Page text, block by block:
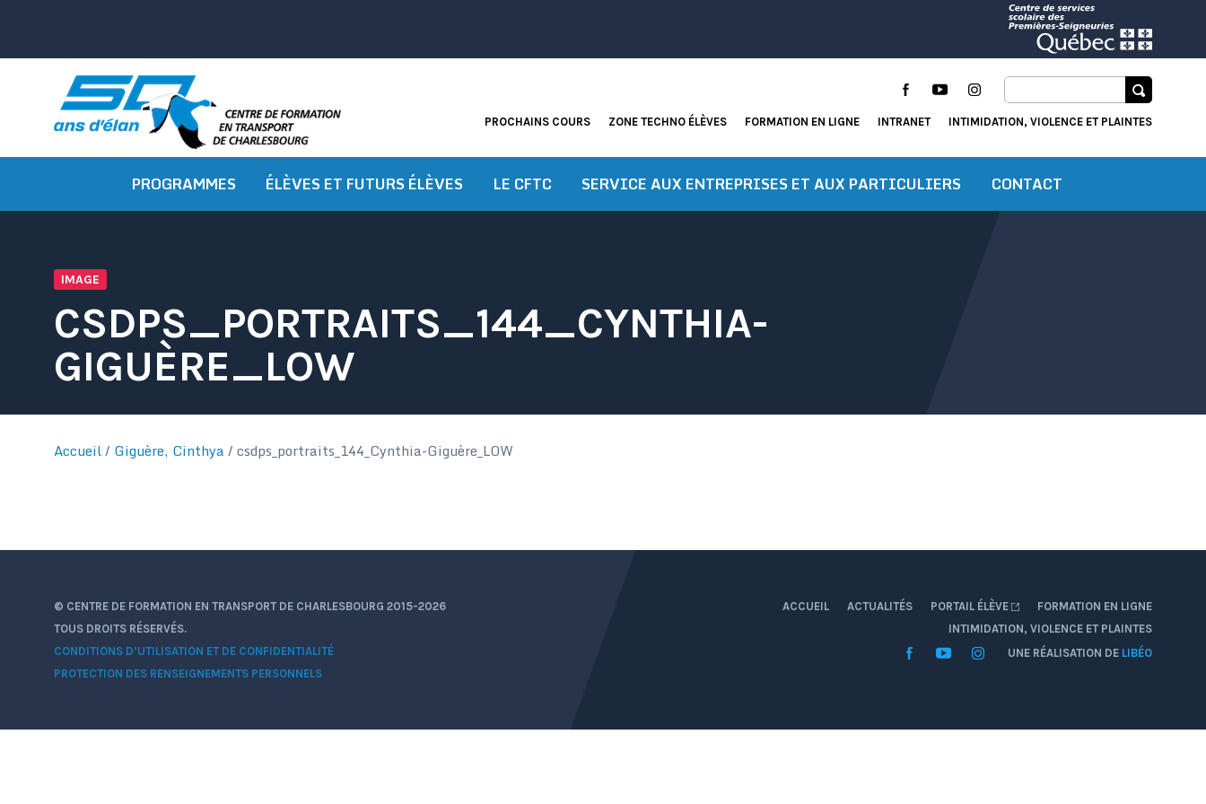
contenu
PROGRAMMES ÉLÈVES ET FUTURS ÉLÈVES LE CFTC SERVICE AUX ENTREPRISES ET AUX PARTICULIERS CONTACT
PROCHAINS COURS ZONE TECHNO ÉLÈVES FORMATION EN LIGNE INTRANET INTIMIDATION, VIOLENCE ET PLAINTES
FacebookYouTubeInstagram
IMAGE
CSDPS_PORTRAITS_144_CYNTHIA-
GIGUÈRE_LOW
Accueil/ Giguère, Cinthya / csdps_portraits_144_Cynthia-Giguère_LOW
© CENTRE DE FORMATION EN TRANSPORT DE CHARLESBOURG 2015-2026
TOUS DROITS RÉSERVÉS.
CONDITIONS D’UTILISATION ET DE CONFIDENTIALITÉ
PROTECTION DES RENSEIGNEMENTS PERSONNELS
ACCUEIL ACTUALITÉS PORTAIL ÉLÈVE
FORMATION EN LIGNE
INTIMIDATION, VIOLENCE ET PLAINTES
FacebookYouTubeInstagramUNE RÉALISATION DE LIBÉO